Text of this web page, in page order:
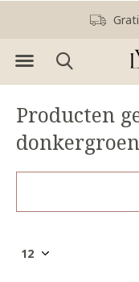
Producten
donkergroen